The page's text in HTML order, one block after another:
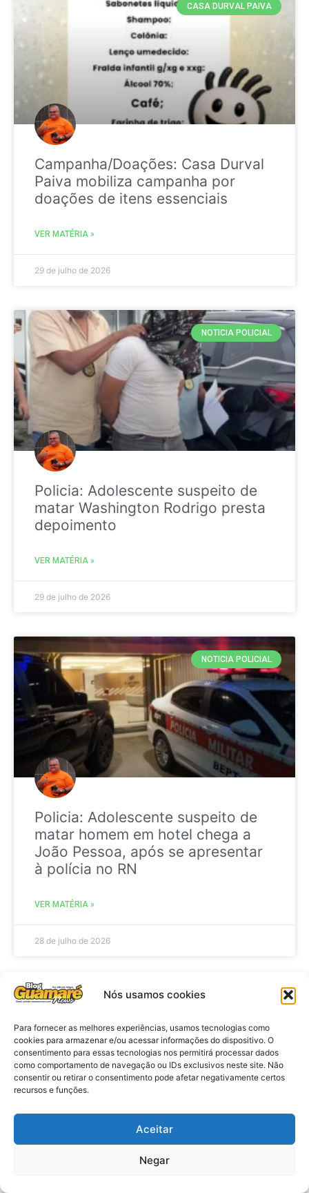
Nós usamos cookies
Para fornecer as melhores experiências, usamos tecnologias como
cookies para armazenar e/ou acessar informações do dispositivo. O
consentimento para essas tecnologias nos permitirá processar dados
como comportamento de navegação ou IDs exclusivos neste site. Não
consentir ou retirar o consentimento pode afetar negativamente certos
recursos e funções.
Aceitar
Negar
CASA DURVAL PAIVA
Campanha/Doações: Casa Durval
Paiva mobiliza campanha por
doações de itens essenciais
VER MATÉRIA »
29 de julho de 2026
NOTICIA POLICIAL
Policia: Adolescente suspeito de
matar Washington Rodrigo presta
depoimento
VER MATÉRIA »
29 de julho de 2026
NOTICIA POLICIAL
Policia: Adolescente suspeito de
matar homem em hotel chega a
João Pessoa, após se apresentar
à polícia no RN
VER MATÉRIA »
28 de julho de 2026
Eleições 2026: procuradores e